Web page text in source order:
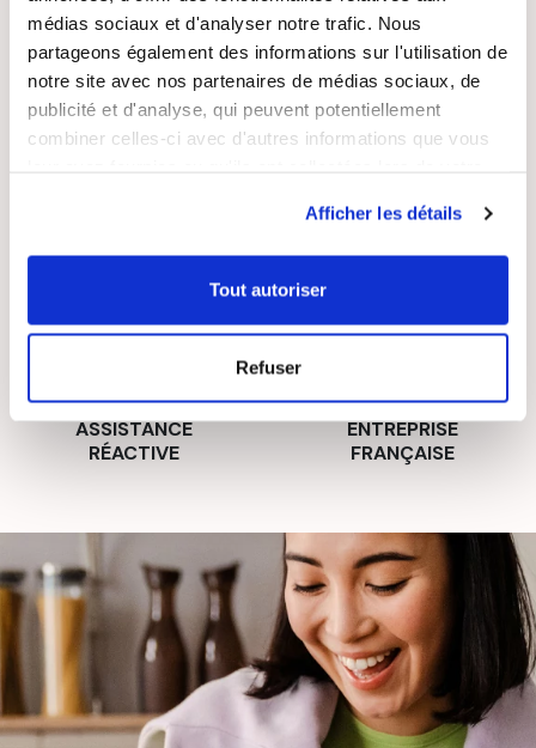
médias sociaux et d'analyser notre trafic. Nous
partageons également des informations sur l'utilisation de
notre site avec nos partenaires de médias sociaux, de
publicité et d'analyse, qui peuvent potentiellement
combiner celles-ci avec d'autres informations que vous
Afficher les détails
Tout autoriser
Refuser
LIVRAISON
SUIVIE
PAIEMENT
SÉCURISÉ
RECETTES
SATISFAIT OU
ASSISTANCE
RÉACTIVE
ENTREPRISE
FRANÇAISE